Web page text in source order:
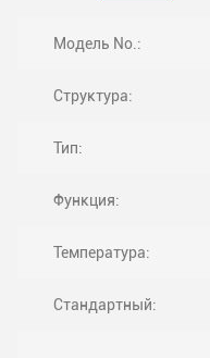
Модель No.:
Структура:
Тип:
Функция:
Температура:
Стандартный: